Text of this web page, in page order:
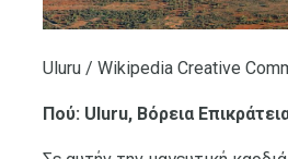
Uluru / Wikipedia Creative
Πού: Uluru, Βόρεια